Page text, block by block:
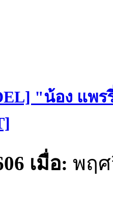
"น้อง แพ
เมื่อ: พฤศ